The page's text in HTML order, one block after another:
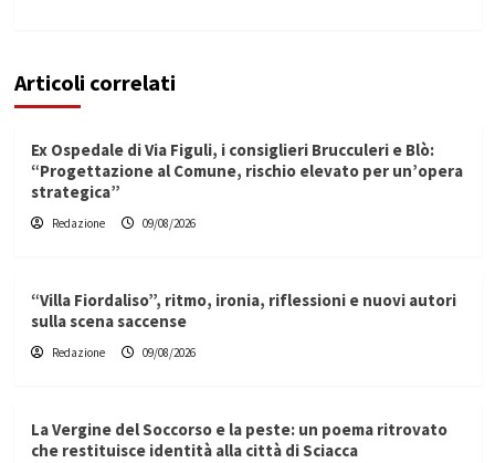
Articoli correlati
Ex Ospedale di Via Figuli, i consiglieri Brucculeri e Blò:
“Progettazione al Comune, rischio elevato per un’opera
strategica”
Redazione 09/08/2026
“Villa Fiordaliso”, ritmo, ironia, riflessioni e nuovi autori
sulla scena saccense
Redazione 09/08/2026
La Vergine del Soccorso e la peste: un poema ritrovato
che restituisce identità alla città di Sciacca